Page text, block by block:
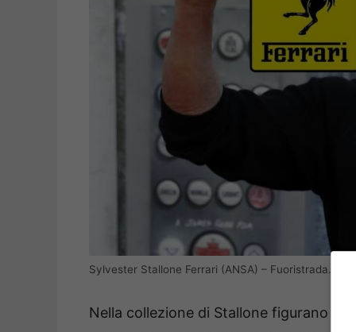
Sylvester Stallone Ferrari (ANSA) – Fuoristrada.it
Nella collezione di Stallone figurano